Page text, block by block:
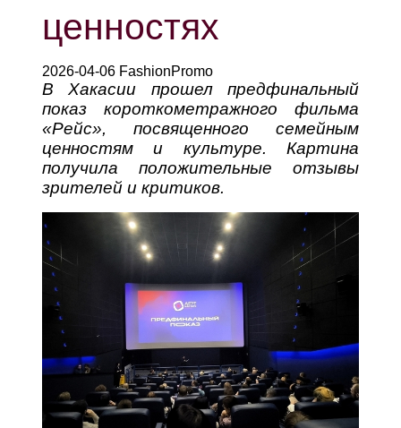
ценностях
2026-04-06 FashionPromo
В Хакасии прошел предфинальный
показ короткометражного фильма
«Рейс», посвященного семейным
ценностям и культуре. Картина
получила положительные отзывы
зрителей и критиков.